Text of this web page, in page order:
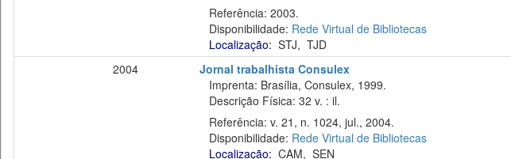
Referência: 2003.
Disponibilidade: Rede Virtual de Bibliotecas
Localização: STJ, TJD
2004
Jornal trabalhista Consulex
Imprenta: Brasília, Consulex, 1999.
Descrição Física: 32 v. : il.
Referência: v. 21, n. 1024, jul., 2004.
Disponibilidade: Rede Virtual de Bibliotecas
Localização: CAM, SEN